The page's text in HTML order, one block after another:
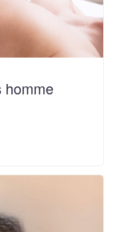
homme